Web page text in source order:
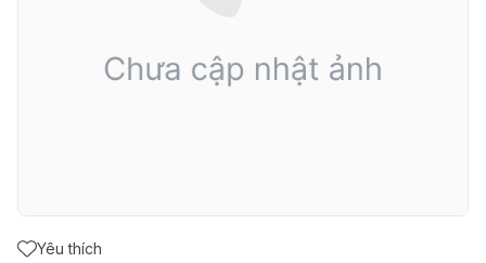
Yêu thích